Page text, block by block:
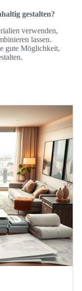
gestalten?
verwenden,
lassen.
gute Möglichkeit,